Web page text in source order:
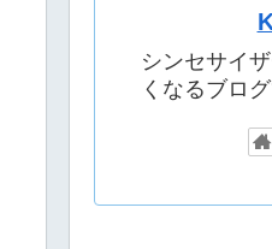
シンセサイ
くなるブログ